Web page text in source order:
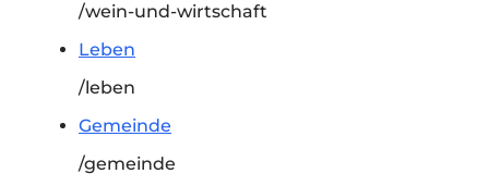
/wein-und-wirtschaft
Leben
/leben
Gemeinde
/gemeinde